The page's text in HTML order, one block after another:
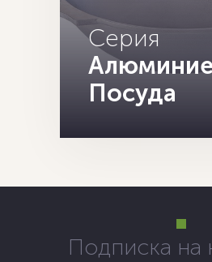
Серия
Посуда
Подписка на